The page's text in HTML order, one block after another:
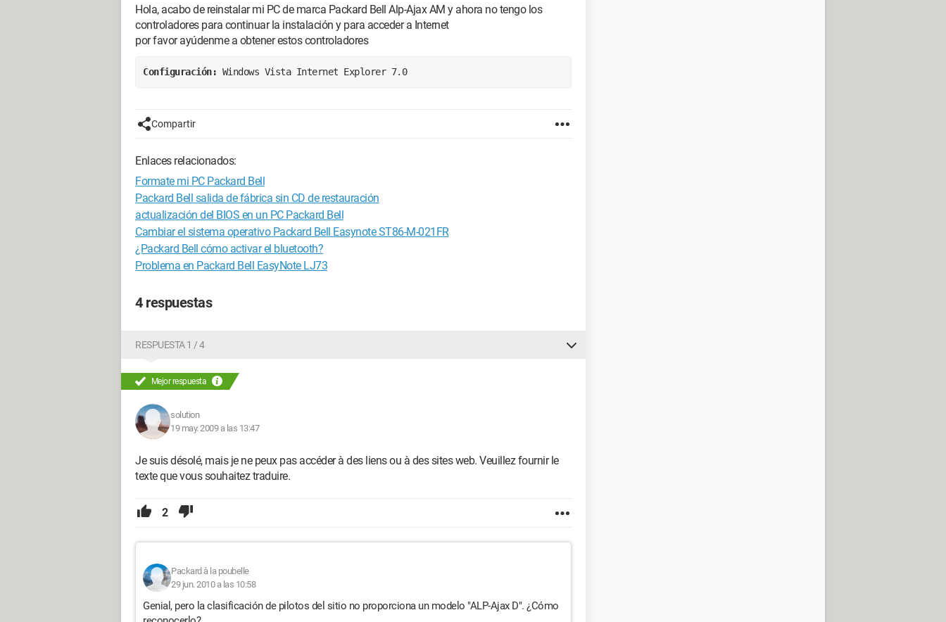
Hola, acabo de reinstalar mi PC de marca Packard Bell Alp-Ajax AM y ahora no tengo los
controladores para continuar la instalación y para acceder a Internet
por favor ayúdenme a obtener estos controladores
Configuración: Windows Vista Internet Explorer 7.0
Compartir
Enlaces relacionados:
Formate mi PC Packard Bell
Packard Bell salida de fábrica sin CD de restauración
actualización del BIOS en un PC Packard Bell
Cambiar el sistema operativo Packard Bell Easynote ST86-M-021FR
¿Packard Bell cómo activar el bluetooth?
Problema en Packard Bell EasyNote LJ73
4 respuestas
RESPUESTA 1 / 4
Mejor respuesta
solution
19 may. 2009 a las 13:47
Je suis désolé, mais je ne peux pas accéder à des liens ou à des sites web. Veuillez fournir le
texte que vous souhaitez traduire.
2
Packard à la poubelle
29 jun. 2010 a las 10:58
Genial, pero la clasificación de pilotos del sitio no proporciona un modelo "ALP-Ajax D". ¿Cómo